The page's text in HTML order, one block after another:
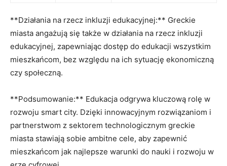
**Działania na rzecz inkluzji edukacyjnej:** Greckie
miasta angażują się także w działania na rzecz inkluzji
edukacyjnej, zapewniając dostęp do edukacji wszystkim
mieszkańcom, bez względu na ich sytuację ekonomiczną
czy społeczną.
**Podsumowanie:** Edukacja odgrywa kluczową rolę w
rozwoju smart city. Dzięki innowacyjnym rozwiązaniom i
partnerstwom z sektorem technologicznym greckie
miasta stawiają sobie ambitne cele, aby zapewnić
mieszkańcom jak najlepsze warunki do nauki i rozwoju w